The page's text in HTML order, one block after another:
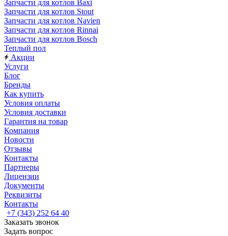
Запчасти для котлов Baxi
Запчасти для котлов Stout
Запчасти для котлов Navien
Запчасти для котлов Rinnai
Запчасти для котлов Bosch
Теплый пол
Акции
Услуги
Блог
Бренды
Как купить
Условия оплаты
Условия доставки
Гарантия на товар
Компания
Новости
Отзывы
Контакты
Партнеры
Лицензии
Документы
Реквизиты
Контакты
+7 (343) 252 64 40
Заказать звонок
Задать вопрос